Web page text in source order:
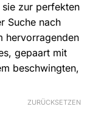
zur perfekten
Suche nach
hervorragenden
gepaart mit
beschwingten,
ZURÜCKSETZEN